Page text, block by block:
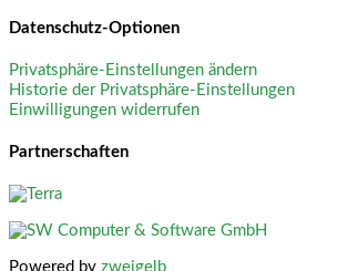
Datenschutz-Optionen
Privatsphäre-Einstellungen ändern
Historie der Privatsphäre-Einstellungen
Einwilligungen widerrufen
Partnerschaften
Powered by zweigelb